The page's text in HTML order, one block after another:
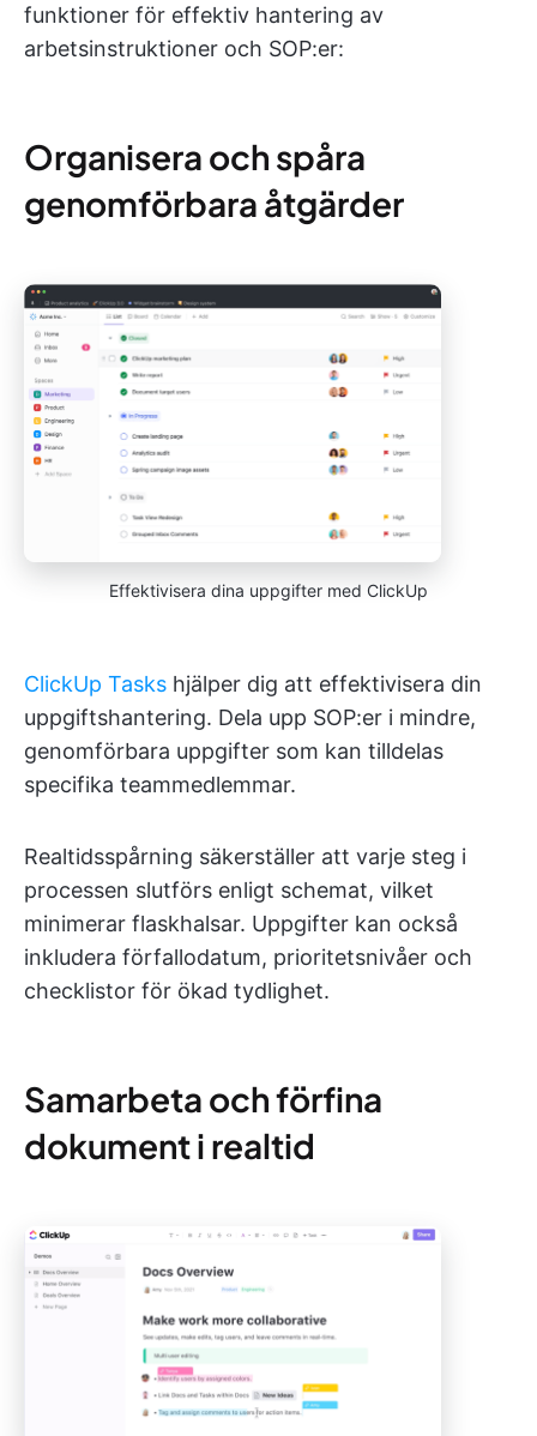
funktioner för effektiv hantering av
arbetsinstruktioner och SOP:er:
Organisera och spåra
genomförbara åtgärder
Effektivisera dina uppgifter med ClickUp
ClickUp Tasks hjälper dig att effektivisera din
uppgiftshantering. Dela upp SOP:er i mindre,
genomförbara uppgifter som kan tilldelas
specifika teammedlemmar.
Realtidsspårning säkerställer att varje steg i
processen slutförs enligt schemat, vilket
minimerar flaskhalsar. Uppgifter kan också
inkludera förfallodatum, prioritetsnivåer och
checklistor för ökad tydlighet.
Samarbeta och förfina
dokument i realtid